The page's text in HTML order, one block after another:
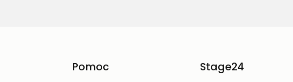
Pomoc Stage24